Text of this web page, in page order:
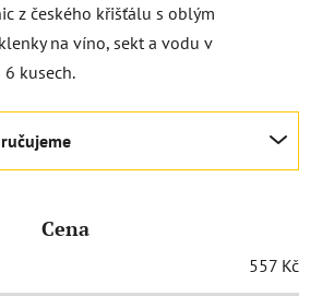
z českého křišťálu s oblým
na víno, sekt a vodu v
kusech.
Cena
557 Kč